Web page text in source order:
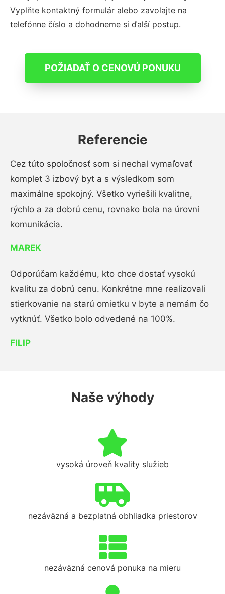
Vyplňte kontaktný formulár alebo zavolajte na
telefónne číslo a dohodneme si ďalší postup.
POŽIADAŤ O CENOVÚ PONUKU
Referencie
Cez túto spoločnosť som si nechal vymaľovať
komplet 3 izbový byt a s výsledkom som
maximálne spokojný. Všetko vyriešili kvalitne,
rýchlo a za dobrú cenu, rovnako bola na úrovni
komunikácia.
MAREK
Odporúčam každému, kto chce dostať vysokú
kvalitu za dobrú cenu. Konkrétne mne realizovali
stierkovanie na starú omietku v byte a nemám čo
vytknúť. Všetko bolo odvedené na 100%.
FILIP
Naše výhody
vysoká úroveň kvality služieb
nezáväzná a bezplatná obhliadka priestorov
nezáväzná cenová ponuka na mieru